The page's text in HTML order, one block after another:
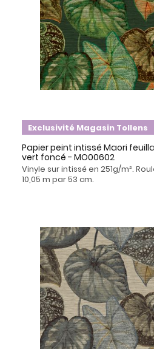
Exclusivité Magasin Tollens
Papier peint intissé Maori
vert foncé - MO00602
Vinyle sur intissé en 251g/m².
10,05 m par 53 cm.